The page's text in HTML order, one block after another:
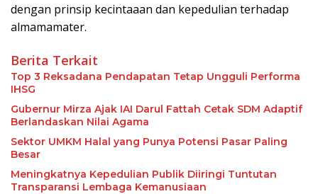
dengan prinsip kecintaaan dan kepedulian terhadap
almamamater.
Berita Terkait
Top 3 Reksadana Pendapatan Tetap Ungguli Performa
IHSG
Gubernur Mirza Ajak IAI Darul Fattah Cetak SDM Adaptif
Berlandaskan Nilai Agama
Sektor UMKM Halal yang Punya Potensi Pasar Paling
Besar
Meningkatnya Kepedulian Publik Diiringi Tuntutan
Transparansi Lembaga Kemanusiaan